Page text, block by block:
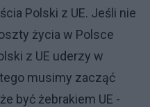
Polski z UE. Jeśli nie
życia w Polsce
z UE uderzy w
musimy zacząć
być żebrakiem UE -